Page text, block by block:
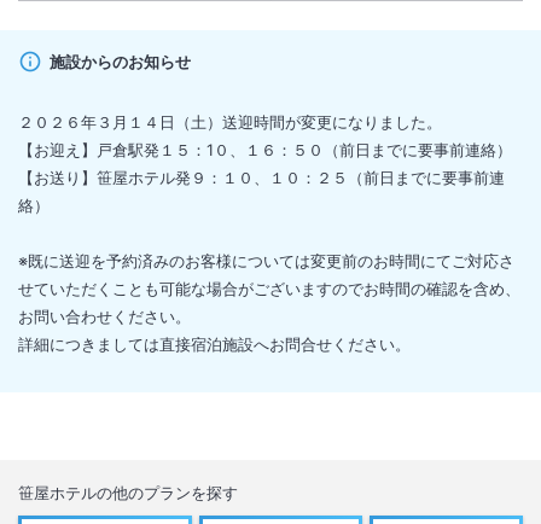
施設からのお知らせ
２０２６年３月１４日（土）送迎時間が変更になりました。
【お迎え】戸倉駅発１５：1０、１６：５０（前日までに要事前連絡）
【お送り】笹屋ホテル発９：１０、１０：２５（前日までに要事前連
絡）
※既に送迎を予約済みのお客様については変更前のお時間にてご対応さ
せていただくことも可能な場合がございますのでお時間の確認を含め、
お問い合わせください。
詳細につきましては直接宿泊施設へお問合せください。
笹屋ホテルの他のプランを探す